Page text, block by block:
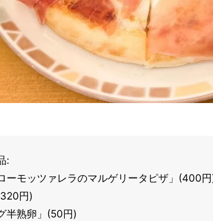
:
ーモッツァレラのマルゲリータピザ」(400
円)
半熟卵」(50円)